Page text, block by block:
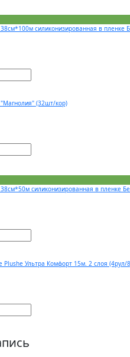
силиконизированная в пленке
(32шт/кор)
силиконизированная в пленке
Plushe Ультра Комфорт 15м. 2 слоя (4рул/